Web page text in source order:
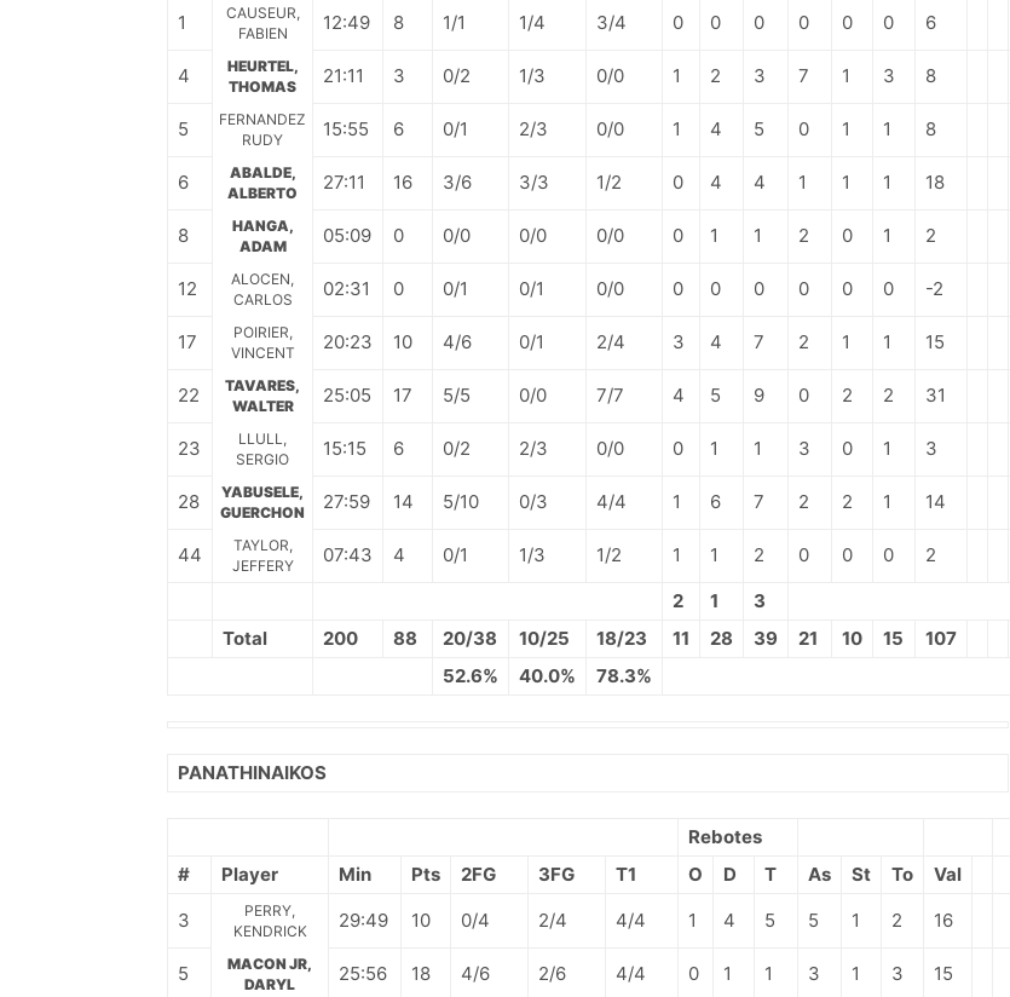
1
CAUSEUR,
FABIEN
12:49 8 1/1 1/4 3/4 0 0 0 0 0 0 6
4
HEURTEL,
THOMAS
21:11 3 0/2 1/3 0/0 1 2 3 7 1 3 8
5
FERNANDEZ
RUDY
15:55 6 0/1 2/3 0/0 1 4 5 0 1 1 8
6
ABALDE,
ALBERTO
27:11 16 3/6 3/3 1/2 0 4 4 1 1 1 18
8
HANGA,
ADAM
05:09 0 0/0 0/0 0/0 0 1 1 2 0 1 2
12
ALOCEN,
CARLOS
02:31 0 0/1 0/1 0/0 0 0 0 0 0 0 -2
17
POIRIER,
VINCENT
20:23 10 4/6 0/1 2/4 3 4 7 2 1 1 15
22
TAVARES,
WALTER
25:05 17 5/5 0/0 7/7 4 5 9 0 2 2 31
23
LLULL,
SERGIO
15:15 6 0/2 2/3 0/0 0 1 1 3 0 1 3
28
YABUSELE,
GUERCHON
27:59 14 5/10 0/3 4/4 1 6 7 2 2 1 14
44
TAYLOR,
JEFFERY
07:43 4 0/1 1/3 1/2 1 1 2 0 0 0
2
2
1
3
Total
200 88 20/38 10/25 18/23 11 28 39 21 10 15
107
52.6%
40.0% 78.3%
PANATHINAIKOS
Rebotes
#
Player Min Pts 2FG 3FG T1 O D T As St To
Val
3
PERRY,
KENDRICK
29:49 10 0/4 2/4 4/4 1 4 5 5 1 2 16
5
MACON JR,
DARYL
25:56 18 4/6 2/6 4/4 0 1 1 3 1 3 15